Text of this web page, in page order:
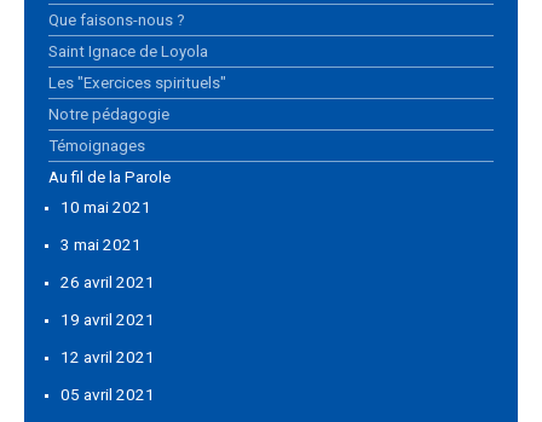
Que faisons-nous ?
Saint Ignace de Loyola
Les "Exercices spirituels"
Notre pédagogie
Témoignages
Au fil de la Parole
10 mai 2021
3 mai 2021
26 avril 2021
19 avril 2021
12 avril 2021
05 avril 2021